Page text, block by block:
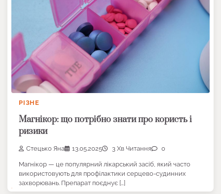
РІЗНЕ
Магнікор: що потрібно знати про користь і
ризики
Стецько Яна 13.05.2025 3 Хв Читання 0
Магнікор — це популярний лікарський засіб, який часто
використовують для профілактики серцево-судинних
захворювань. Препарат поєднує […]